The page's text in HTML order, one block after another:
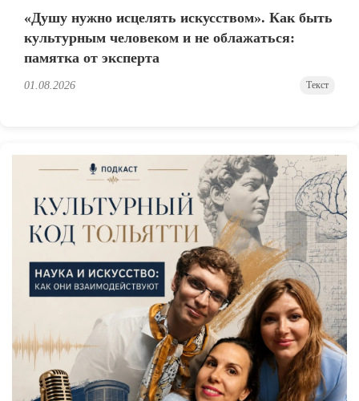
«Душу нужно исцелять искусством». Как быть
культурным человеком и не облажаться:
памятка от эксперта
01.08.2026 Текст